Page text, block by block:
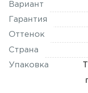
Вариант
Гарантия
Оттенок
Страна
Упаковка